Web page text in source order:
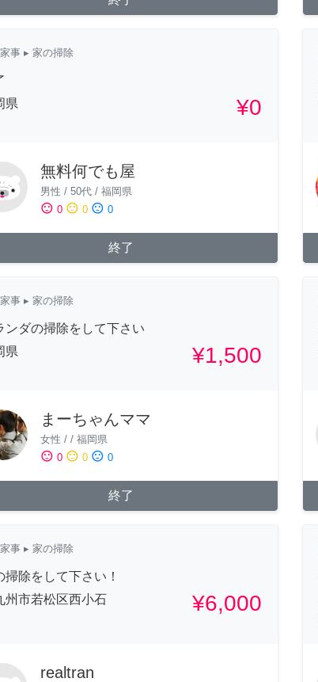
家事 ▸ 家の掃除
県
¥0
無料何でも屋
男性 / 50代 / 福岡県
sentiment_satisfied 0 sentiment_neutral 0 sentiment_dissatisfied 0
終了
家事 ▸ 家の掃除
ンダの掃除をして下さい
県
¥1,500
まーちゃんママ
女性 / / 福岡県
sentiment_satisfied 0 sentiment_neutral 0 sentiment_dissatisfied 0
終了
家事 ▸ 家の掃除
掃除をして下さい！
州市若松区西小石
¥6,000
realtran